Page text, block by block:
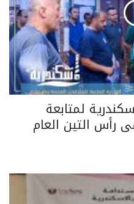
لمتابعة
رأس التين العام